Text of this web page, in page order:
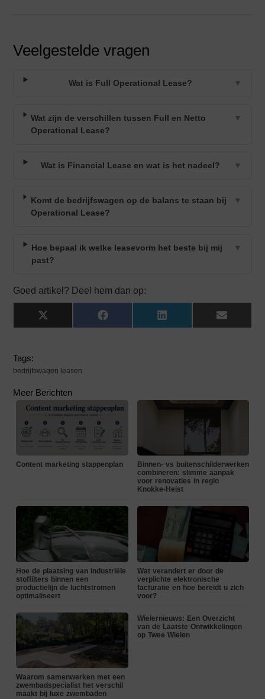
Veelgestelde vragen
Wat is Full Operational Lease? ▼
Wat zijn de verschillen tussen Full en Netto
Operational Lease?
▼
Wat is Financial Lease en wat is het nadeel? ▼
Komt de bedrijfswagen op de balans te staan bij
Operational Lease?
▼
Hoe bepaal ik welke leasevorm het beste bij mij
past?
▼
Goed artikel? Deel hem dan op:
X
(Twitter)
Facebook LinkedIn Email
Tags:
bedrijfswagen leasen
Meer Berichten
Content marketing stappenplan
Binnen- vs buitenschilderwerken
combineren: slimme aanpak
voor renovaties in regio
Knokke-Heist
Hoe de plaatsing van industriële
stoffilters binnen een
productielijn de luchtstromen
optimaliseert
Wat verandert er door de
verplichte elektronische
facturatie en hoe bereidt u zich
voor?
Waarom samenwerken met een
zwembadspecialist het verschil
maakt bij luxe zwembaden
Wielernieuws: Een Overzicht
van de Laatste Ontwikkelingen
op Twee Wielen